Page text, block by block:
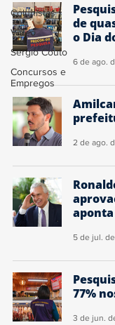
Colunistas
Vídeo
Sérgio Couto
Concursos e
Empregos
de
o Dia
6 de ago.
2 de ago.
5 de jul.
77%
3 de jun.